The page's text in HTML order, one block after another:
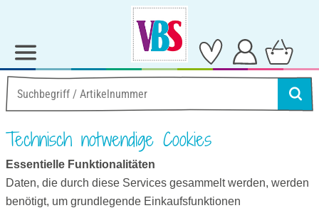
Technisch notwendige Cookies
Essentielle Funktionalitäten
Daten, die durch diese Services gesammelt werden, werden
benötigt, um grundlegende Einkaufsfunktionen